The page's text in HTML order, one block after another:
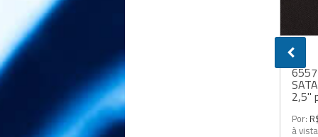
2,5"
Por:
à